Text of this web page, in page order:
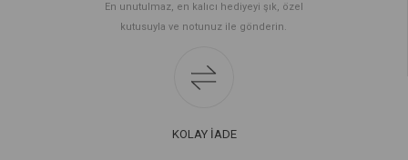
En unutulmaz, en kalıcı hediyeyi şık, özel
kutusuyla ve notunuz ile gönderin.
KOLAY İADE